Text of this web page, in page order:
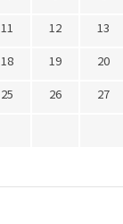
11 12 13
18 19 20
25 26 27